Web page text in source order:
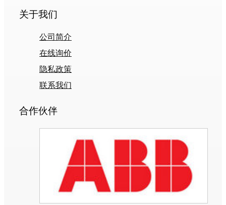
关于我们
公司简介
在线询价
隐私政策
联系我们
合作伙伴